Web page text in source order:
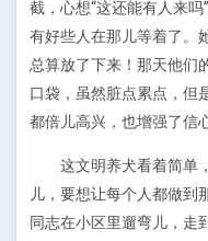
截，心想“这还能有人来
有好些人在那儿等着了。
总算放了下来！那天他们
口袋，虽然脏点累点，但
都倍儿高兴，也增强了信心
这文明养犬看着简单
儿，要想让每个人都做到
同志在小区里遛弯儿，走